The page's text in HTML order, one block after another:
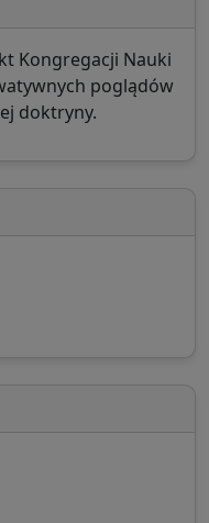
Kongregacji Nauki
poglądów
doktryny.